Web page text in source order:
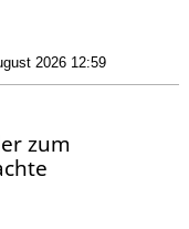
2026 12:59
zum